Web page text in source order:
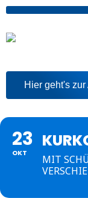
Hier geht's
23
OKT
MIT